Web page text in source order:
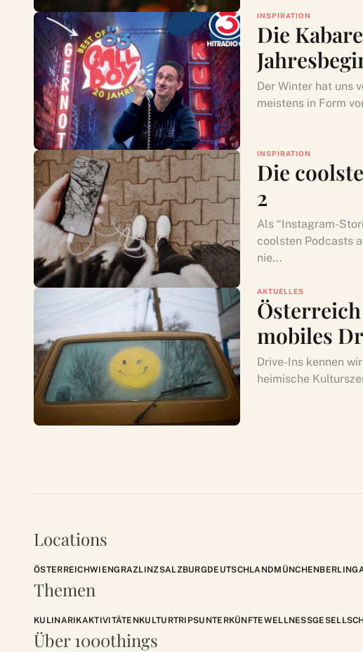
INSPIRATION
Die
Der Winter hat uns
meistens in Form
INSPIRATION
Die
2
Als “Instagram-
coolsten Podcasts
nie...
AKTUELLES
mobiles
Drive-Ins kennen
heimische
Locations
ÖSTERREICHWIENGRAZLINZSALZBURGDEUTSCHLANDMÜNCHENBERLIN
Themen
KULINARIKAKTIVITÄTENKULTURTRIPSUNTERKÜNFTEWELLNESS
Über 1000things